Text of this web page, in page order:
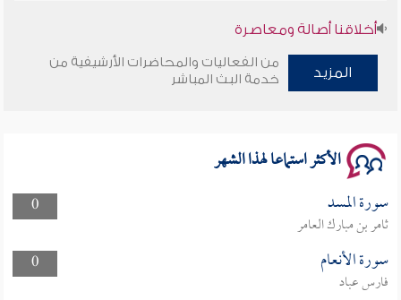
أخلاقنا أصالة ومعاصرة
وأمنهم من خوف 9
المزيد
من الفعاليات والمحاضرات الأرشيفية من
خدمة البث المباشر
الأكثر استماعا لهذا الشهر
0 سورة المسد
ثامر بن مبارك العامر
0
سورة الأنعام
فارس عباد